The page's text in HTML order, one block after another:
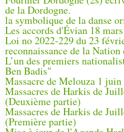
de la Dordogne.
la symbolique de la danse
Les accords d'Évian 18
Loi no 2022-229 du 23
reconnaissance de la Nation
L’un des premiers
Ben Badis"
Massacre de Melouza 1
Massacres de Harkis de
(Deuxième partie)
Massacres de Harkis de
(Première partie)